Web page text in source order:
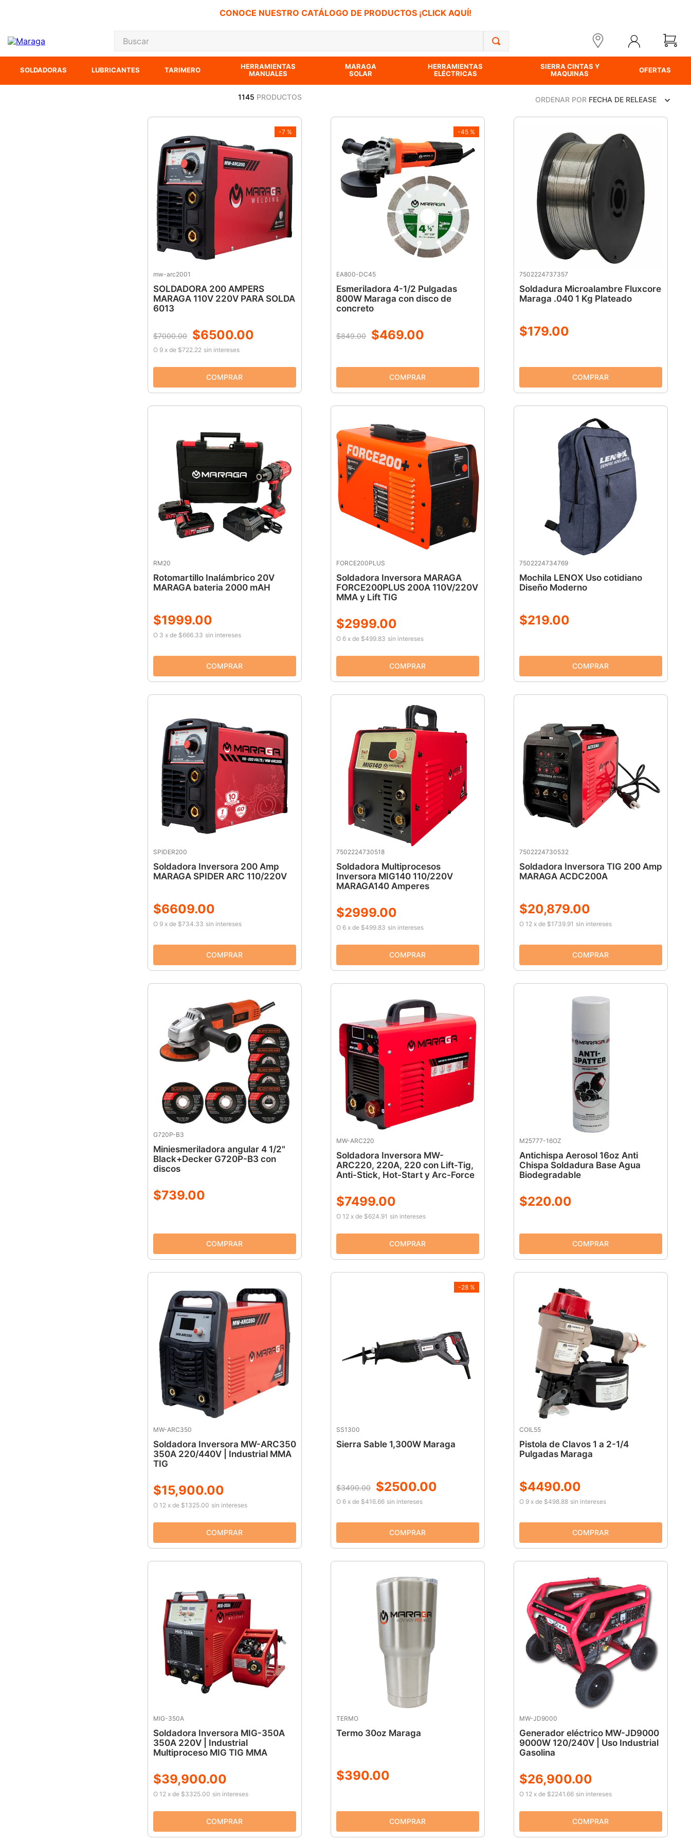
CONOCE NUESTRO CATÁLOGO DE PRODUCTOS ¡CLICK AQUÍ!
Buscar
SOLDADORAS LUBRICANTES TARIMERO
HERRAMIENTAS
MANUALES
MARAGA
SOLAR
HERRAMIENTAS
ELÉCTRICAS
SIERRA CINTAS Y
MAQUINAS
OFERTAS
1145 PRODUCTOS ORDENAR POR FECHA DE RELEASE
-7 %
mw-arc2001
SOLDADORA 200 AMPERS
MARAGA 110V 220V PARA SOLDA
6013
$7000.00 $6500.00
O 9 xde $722.22 sin intereses
-45 %
EA800-DC45
Esmeriladora 4-1/2 Pulgadas
800W Maraga con disco de
concreto
$849.00 $469.00
7502224737357
Soldadura Microalambre Fluxcore
Maraga .040 1 Kg Plateado
$179.00
RM20
Rotomartillo Inalámbrico 20V
MARAGA bateria 2000 mAH
$1999.00
O 3 xde $666.33 sin intereses
FORCE200PLUS
Soldadora Inversora MARAGA
FORCE200PLUS 200A 110V/220V
MMA y Lift TIG
$2999.00
O 6 xde $499.83 sin intereses
7502224734769
Mochila LENOX Uso cotidiano
Diseño Moderno
$219.00
SPIDER200
Soldadora Inversora 200 Amp
MARAGA SPIDER ARC 110/220V
$6609.00
O 9 xde $734.33 sin intereses
7502224730518
Soldadora Multiprocesos
Inversora MIG140 110/220V
MARAGA140 Amperes
$2999.00
O 6 xde $499.83 sin intereses
7502224730532
Soldadora Inversora TIG 200 Amp
MARAGA ACDC200A
$20,879.00
O 12 xde $1739.91 sin intereses
G720P-B3
Miniesmeriladora angular 4 1/2"
Black+Decker G720P-B3 con
discos
$739.00
MW-ARC220
Soldadora Inversora MW-
ARC220, 220A, 220 con Lift-Tig,
Anti-Stick, Hot-Start y Arc-Force
$7499.00
O 12 xde $624.91 sin intereses
M25777-16OZ
Antichispa Aerosol 16oz Anti
Chispa Soldadura Base Agua
Biodegradable
$220.00
MW-ARC350
Soldadora Inversora MW-ARC350
350A 220/440V | Industrial MMA
TIG
$15,900.00
O 12 xde $1325.00 sin intereses
-28 %
SS1300
Sierra Sable 1,300W Maraga
$3490.00 $2500.00
O 6 xde $416.66 sin intereses
COIL55
Pistola de Clavos 1 a 2-1/4
Pulgadas Maraga
$4490.00
O 9 xde $498.88 sin intereses
MIG-350A
Soldadora Inversora MIG-350A
350A 220V | Industrial
Multiproceso MIG TIG MMA
$39,900.00
O 12 xde $3325.00 sin intereses
TERMO
Termo 30oz Maraga
$390.00
MW-JD9000
Generador eléctrico MW-JD9000
9000W 120/240V | Uso Industrial
Gasolina
$26,900.00
O 12 xde $2241.66 sin intereses
TÉRMINOS MÁS BUSCADOS
5.
sierra cinta
6.
sierra sable
7.
clavos
8.
lenox
9.
10. ke500